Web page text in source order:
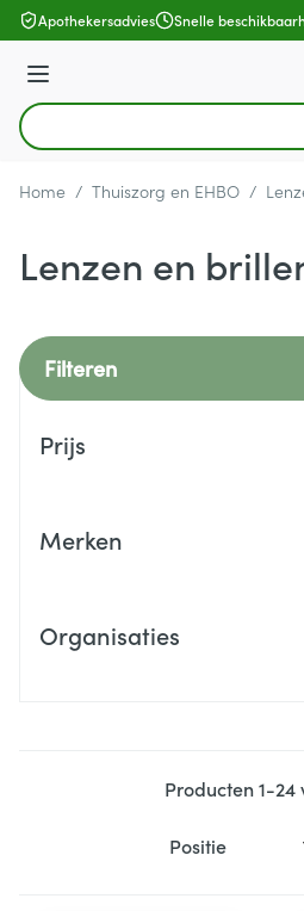
Ga naar de inhoud
Apothekersadvies Snelle
Menu
Product, merk, categorie...
Home / Thuiszorg en EHBO /
Lenzen en
Filteren
Prijs
Merken
Organisaties
Producten1-24
Sorteer op: